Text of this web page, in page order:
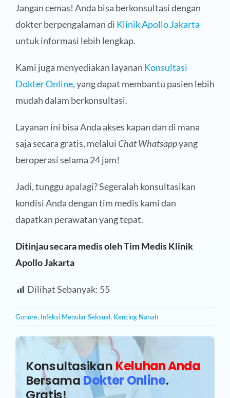
Jangan cemas! Anda bisa berkonsultasi dengan
dokter berpengalaman di Klinik Apollo Jakarta
untuk informasi lebih lengkap.
Kami juga menyediakan layanan Konsultasi
Dokter Online, yang dapat membantu pasien lebih
mudah dalam berkonsultasi.
Layanan ini bisa Anda akses kapan dan di mana
saja secara gratis, melalui Chat Whatsappyang
beroperasi selama 24 jam!
Jadi, tunggu apalagi? Segeralah konsultasikan
kondisi Anda dengan tim medis kami dan
dapatkan perawatan yang tepat.
Ditinjau secara medis oleh Tim Medis Klinik
Apollo Jakarta
Dilihat Sebanyak: 55
Gonore, Infeksi Menular Seksual, Kencing Nanah
Konsultasikan Keluhan Anda
BersamaDokter Online.